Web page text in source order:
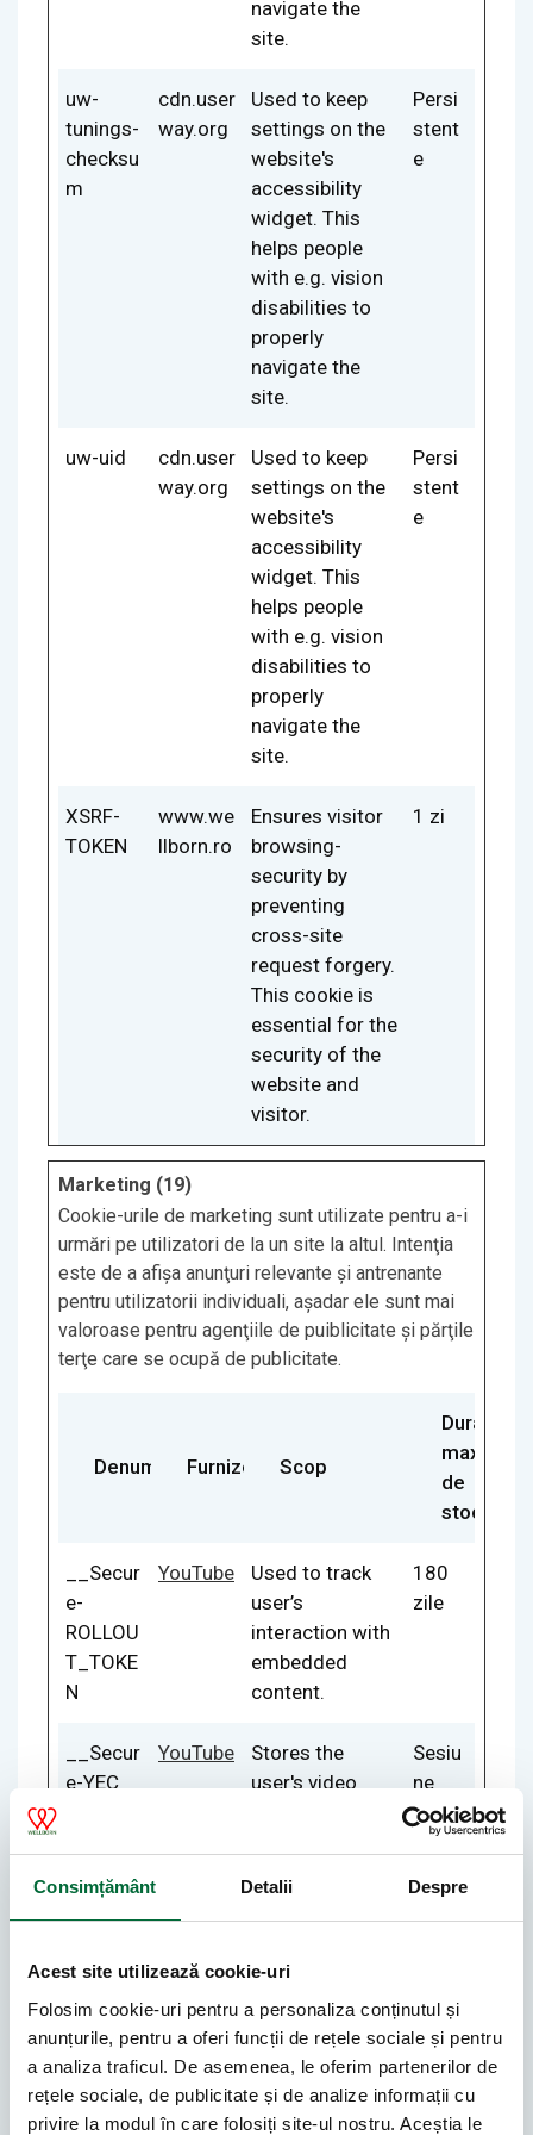
Consimțământ Detalii Despre
Acest site utilizează cookie-uri
Folosim cookie-uri pentru a personaliza conținutul și
anunțurile, pentru a oferi funcții de rețele sociale și pentru
a analiza traficul. De asemenea, le oferim partenerilor de
rețele sociale, de publicitate și de analize informații cu
privire la modul în care folosiți site-ul nostru. Aceștia le
navigate the
site.
uw-
tunings-
checksu
m
cdn.user
way.org
Used to keep
settings on the
website's
accessibility
widget. This
helps people
with e.g. vision
disabilities to
properly
navigate the
site.
Persi
stent
e
uw-uid
cdn.user
way.org
Used to keep
settings on the
website's
accessibility
widget. This
helps people
with e.g. vision
disabilities to
properly
navigate the
site.
Persi
stent
e
XSRF-
TOKEN
www.we
llborn.ro
Ensures visitor
browsing-
security by
preventing
cross-site
request forgery.
This cookie is
essential for the
security of the
website and
visitor.
1 zi
Marketing (19)
Cookie-urile de marketing sunt utilizate pentru a-i
urmări pe utilizatori de la un site la altul. Intenţia
este de a afişa anunţuri relevante şi antrenante
pentru utilizatorii individuali, aşadar ele sunt mai
valoroase pentru agenţiile de puiblicitate şi părţile
terţe care se ocupă de publicitate.
Denumire Furnizor Scop
Durata
maximă
de
stocare
__Secur
e-
ROLLOU
T_TOKE
N
YouTube
Used to track
user’s
interaction with
embedded
content.
180
zile
__Secur
e-YEC
YouTube
Stores the
user's video
Sesiu
ne
e-YNID
user’s
interaction with
embedded
content.
zile